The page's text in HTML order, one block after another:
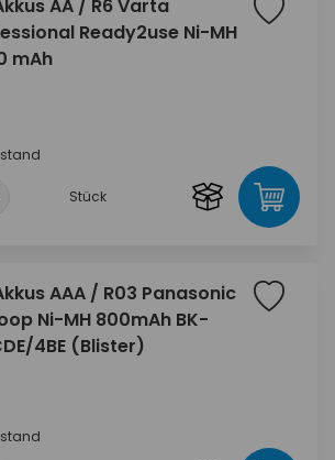
AA / R6 Varta
Ready2use Ni-MH
mAh
Stück
AAA / R03 Panasonic
Ni-MH 800mAh BK-
4BE (Blister)